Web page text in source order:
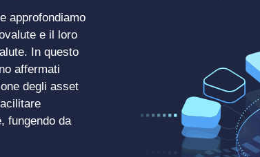
approfondiamo
e il loro
In questo
affermati
degli asset
fungendo da